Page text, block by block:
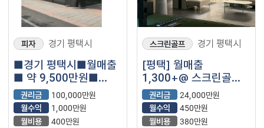
피자 경기 평택시
■경기 평택시■월매출
■ 약 9,500만원■
롯데리아
매장나왔습니다.
권리금
100,000만원
월수익
1,000만원
월비용
400만원
스크린골프 경기 평택시
[평택] 월매출
1,300+@ 스크린골프
매장을 소개합니다^^
권리금
24,000만원
월수익
450만원
월비용
380만원